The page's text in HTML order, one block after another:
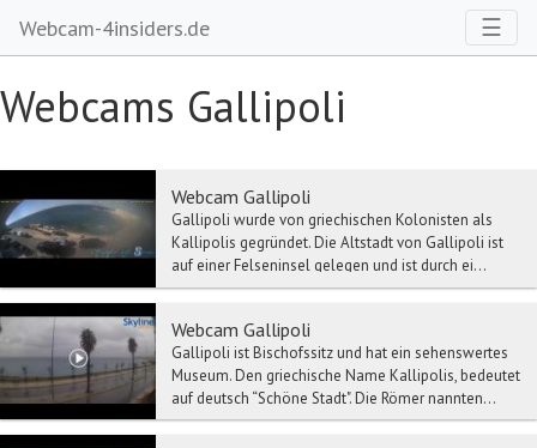
Webcam-4insiders.de ☰
Webcams Gallipoli
Webcam Gallipoli
Gallipoli wurde von griechischen Kolonisten als
Kallipolis gegründet. Die Altstadt von Gallipoli ist
auf einer Felseninsel gelegen und ist durch ei...
Webcam Gallipoli
Gallipoli ist Bischofssitz und hat ein sehenswertes
Museum. Den griechische Name Kallipolis, bedeutet
auf deutsch “Schöne Stadt". Die Römer nannten...